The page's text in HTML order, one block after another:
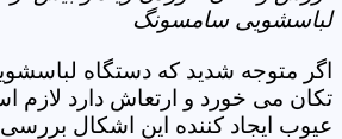
لباسشویی سامسونگ
اگر متوجه شدید که دستگاه
تکان می خورد و ارتعاش دارد لازم
عیوب ایجاد کننده این اشکال